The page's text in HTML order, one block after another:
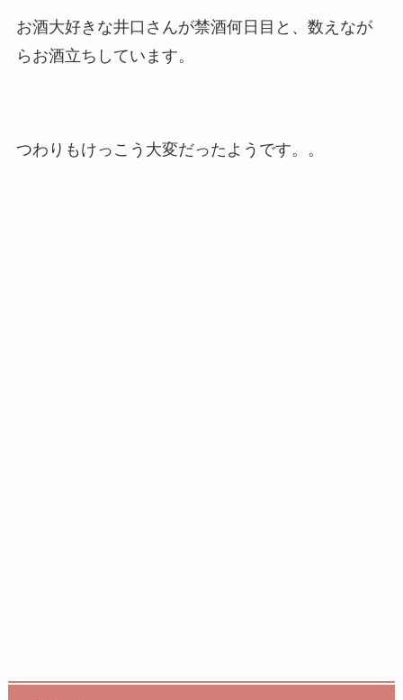
お酒大好きな井口さんが禁酒何日目と、数えなが
らお酒立ちしています。
つわりもけっこう大変だったようです。。